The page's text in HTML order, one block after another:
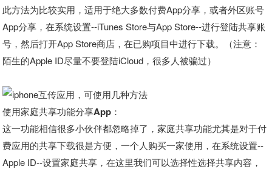
此方法为比较实用，适用于绝大多数付费App分享，或者外区账号
App分享，在系统设置--iTunes Store与App Store--进行登陆共享账
号，然后打开App Store商店，在已购项目中进行下载。（注意：
陌生的Apple ID尽量不要登陆iCloud，很多人被骗过）
使用家庭共享功能分享App：
这一功能相信很多小伙伴都忽略掉了，家庭共享功能尤其是对于付
费应用的共享下载很是方便，一个人购买一家使用，在系统设置--
Apple ID--设置家庭共享，在这里我们可以选择性选择共享内容，